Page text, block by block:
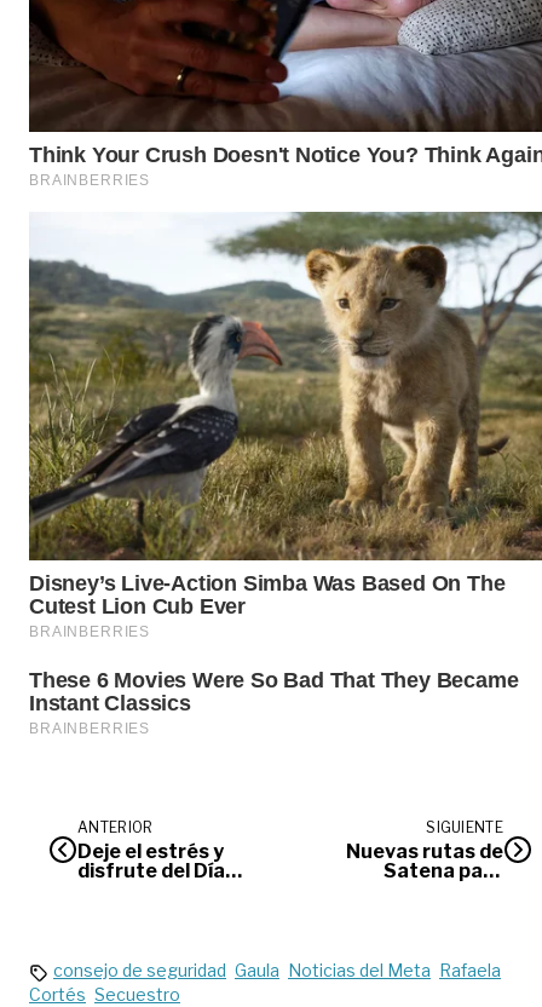
ANTERIOR
Deje el estrés y
disfrute del Día
SIGUIENTE
Nuevas rutas de
Satena para
consejo de seguridad Gaula Noticias del Meta Rafaela
Cortés Secuestro